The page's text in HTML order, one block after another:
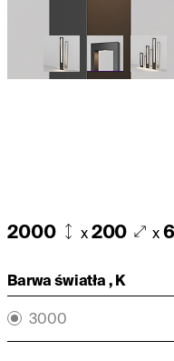
2000 x 200 x
Barwa światła , K
3000